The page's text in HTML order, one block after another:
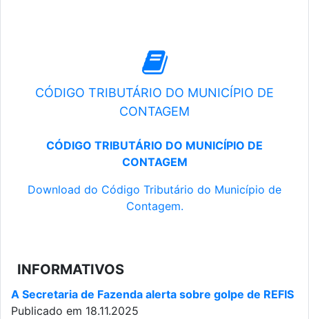
CÓDIGO TRIBUTÁRIO DO MUNICÍPIO DE
CONTAGEM
CÓDIGO TRIBUTÁRIO DO MUNICÍPIO DE
CONTAGEM
Download do Código Tributário do Município de
Contagem.
INFORMATIVOS
A Secretaria de Fazenda alerta sobre golpe de REFIS
Publicado em 18.11.2025